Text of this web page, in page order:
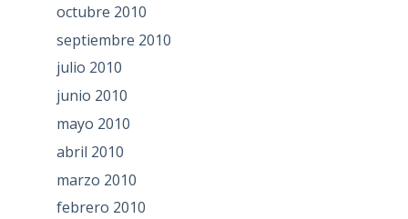
octubre 2010
septiembre 2010
julio 2010
junio 2010
mayo 2010
abril 2010
marzo 2010
febrero 2010